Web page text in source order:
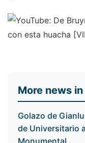
More news
Golazo de
de Universitario
Monumental